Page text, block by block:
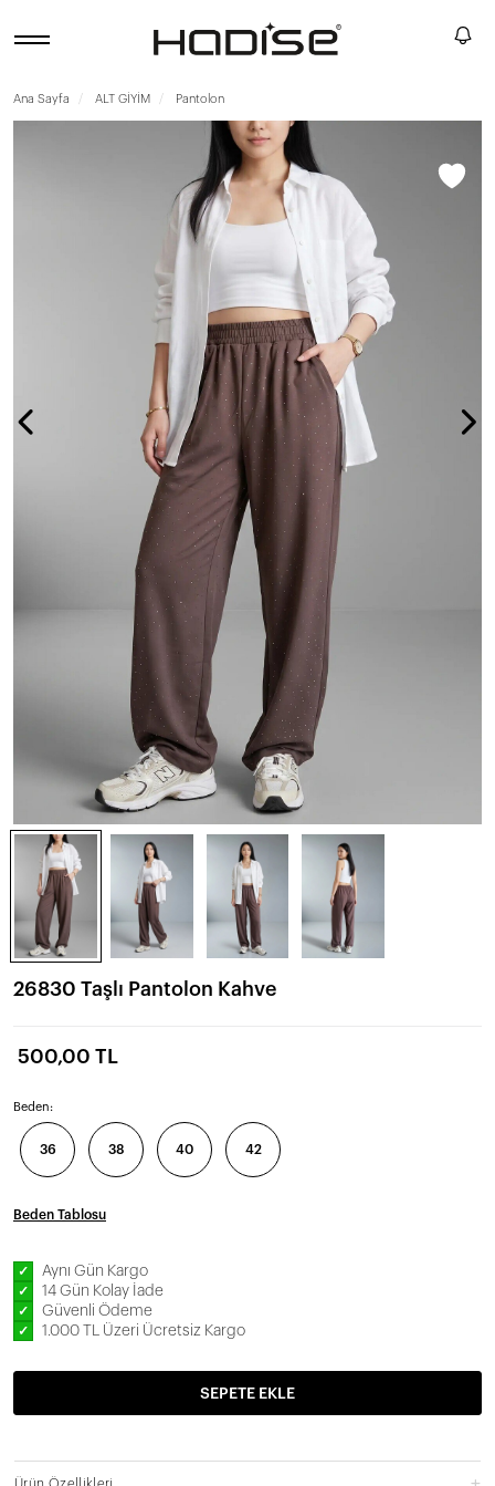
Ana Sayfa ALT GİYİM Pantolon
26830 Taşlı Pantolon Kahve
500,00 TL
Beden:
36 38 40 42
Beden Tablosu
SEPETE EKLE
✓ Aynı Gün Kargo
✓ 14 Gün Kolay İade
✓ Güvenli Ödeme
✓ 1.000 TL Üzeri Ücretsiz Kargo